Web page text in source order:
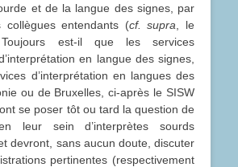
et de la langue des signes, par
collègues entendants (cf. supra , le
est-il que les services
en langue des signes,
d’interprétation en langues des
ou de Bruxelles, ci-après le SISW
se poser tôt ou tard la question de
leur sein d’interprètes sourds
devront, sans aucun doute, discuter
pertinentes (respectivement